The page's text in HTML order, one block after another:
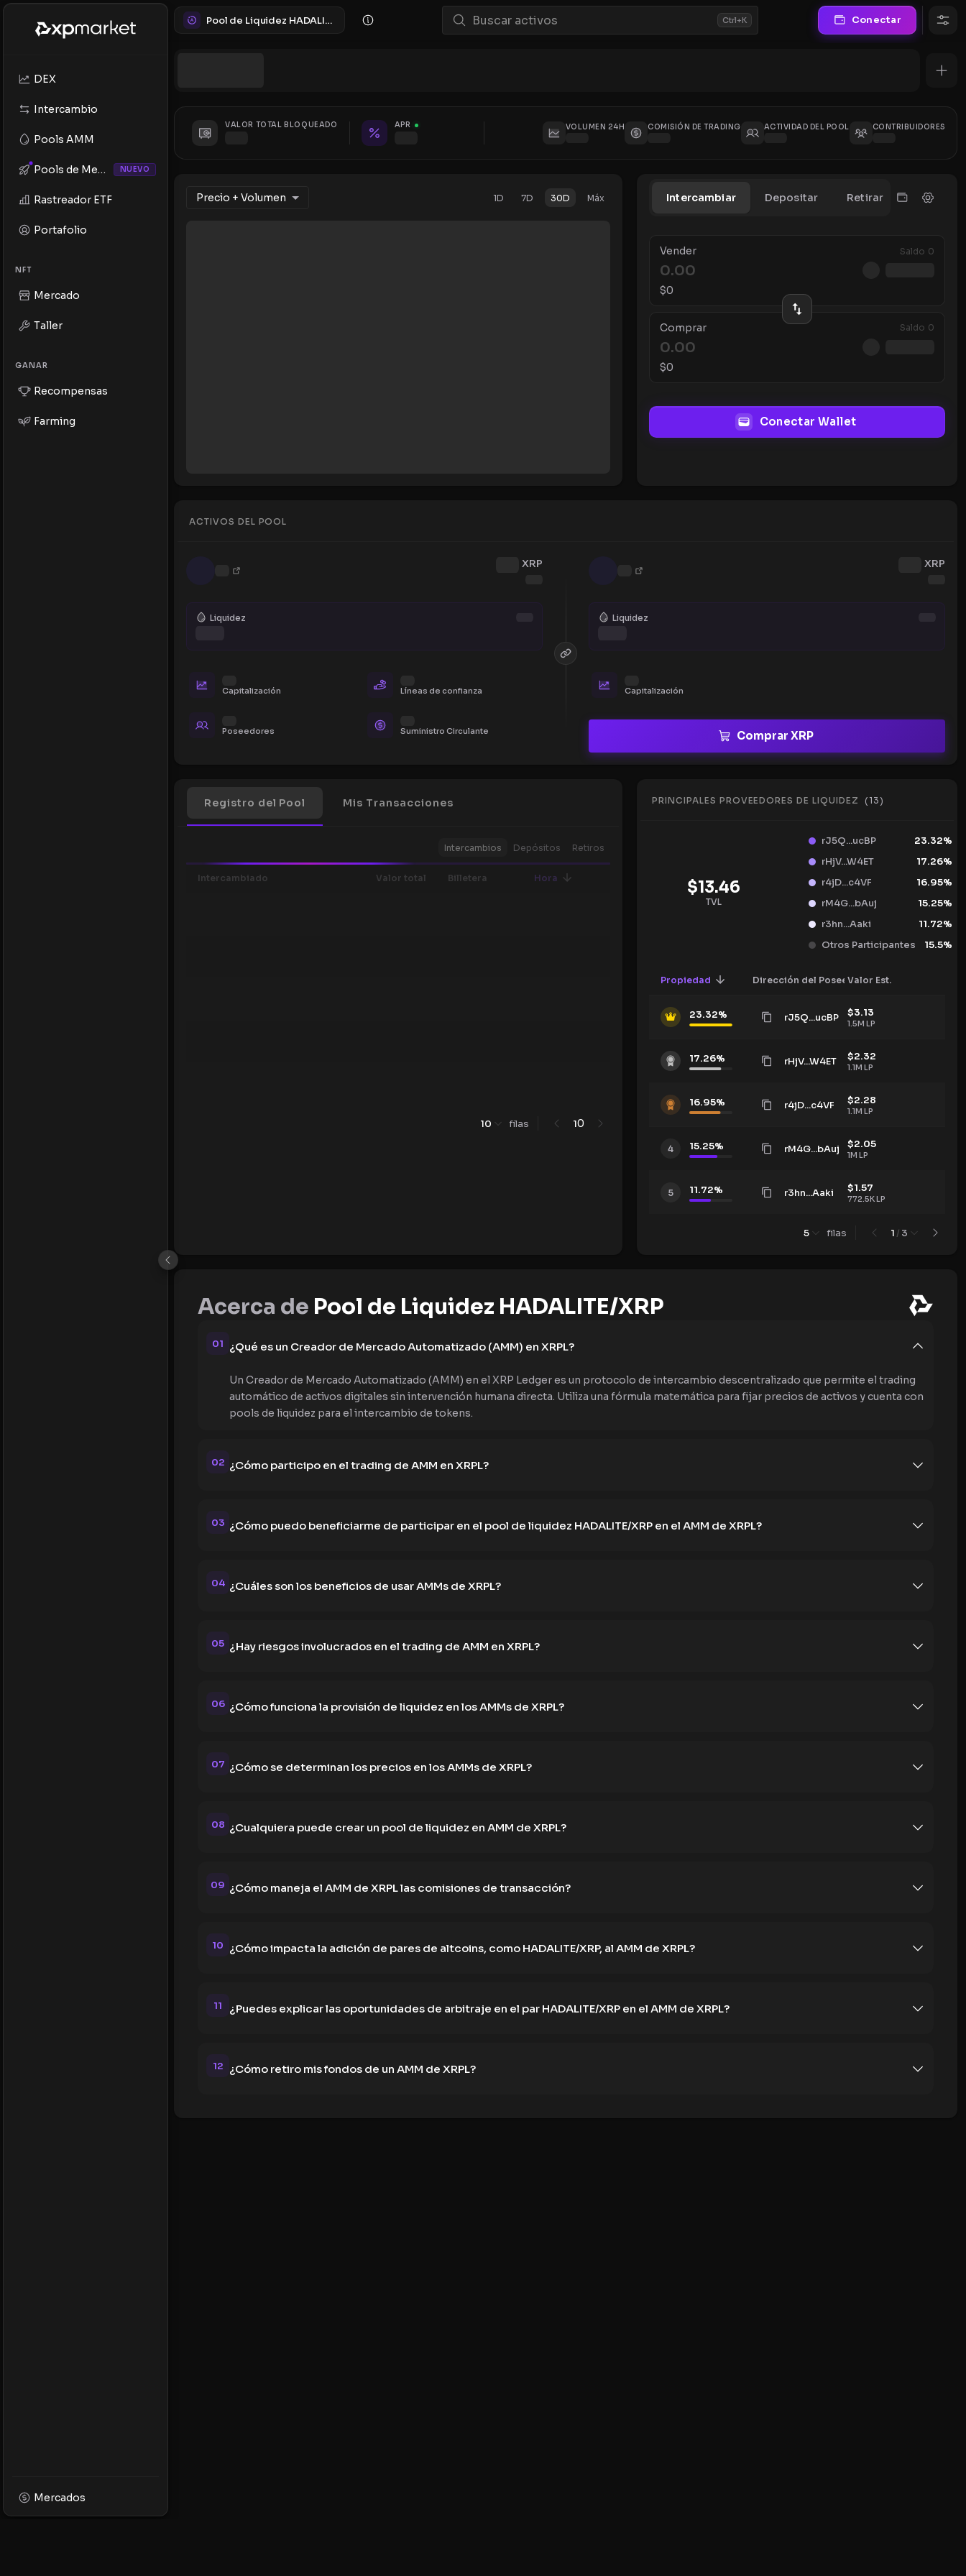
DEX
Intercambio
Pools AMM
Pools de Memes NUEVO
Rastreador ETF
Portafolio
NFT
Mercado
Taller
GANAR
Recompensas
Farming
Mercados
Pool de Liquidez HADALITE/XRP Ctrl+K Conectar
VALOR TOTAL BLOQUEADO APR VOLUMEN 24H COMISIÓN DE TRADING ACTIVIDAD DEL POOL CONTRIBUIDORES
Precio + Volumen 1D 7D 30D Máx Intercambiar Depositar Retirar
Vender Saldo 0
$0
Comprar Saldo 0
$0
Conectar Wallet
ACTIVOS DEL POOL
XRP
Liquidez
Capitalización Líneas de confianza
Poseedores Suministro Circulante
XRP
Liquidez
Capitalización
Comprar XRP
Registro del Pool Mis Transacciones
Intercambios Depósitos Retiros
Intercambiado Valor total Billetera Hora
10 filas 10
PRINCIPALES PROVEEDORES DE LIQUIDEZ ( 13)
$13.46
TVL
rJ5Q...ucBP 23.32%
rHjV...W4ET
17.26%
r4jD...c4VF
16.95%
rM4G...bAuj
15.25%
r3hn...Aaki
11.72%
Otros Participantes
15.5%
Propiedad Dirección del PoseedorValor Est.
23.32% rJ5Q...ucBP $3.13
1.5M LP
17.26% rHjV...W4ET $2.32
1.1M LP
16.95% r4jD...c4VF $2.28
1.1M LP
4 15.25% rM4G...bAuj $2.05
1M LP
5 11.72% r3hn...Aaki $1.57
772.5KLP
5 filas 1 / 3
Acerca de Pool de Liquidez HADALITE/XRP
01 ¿Qué es un Creador de Mercado Automatizado (AMM) en XRPL?
Un Creador de Mercado Automatizado (AMM) en el XRP Ledger es un protocolo de intercambio descentralizado que permite el trading
automático de activos digitales sin intervención humana directa. Utiliza una fórmula matemática para fijar precios de activos y cuenta con
pools de liquidez para el intercambio de tokens.
02 ¿Cómo participo en el trading de AMM en XRPL?
03 ¿Cómo puedo beneficiarme de participar en el pool de liquidez HADALITE/XRP en el AMM de XRPL?
04 ¿Cuáles son los beneficios de usar AMMs de XRPL?
05 ¿Hay riesgos involucrados en el trading de AMM en XRPL?
06 ¿Cómo funciona la provisión de liquidez en los AMMs de XRPL?
07 ¿Cómo se determinan los precios en los AMMs de XRPL?
08 ¿Cualquiera puede crear un pool de liquidez en AMM de XRPL?
09 ¿Cómo maneja el AMM de XRPL las comisiones de transacción?
10 ¿Cómo impacta la adición de pares de altcoins, como HADALITE/XRP, al AMM de XRPL?
11 ¿Puedes explicar las oportunidades de arbitraje en el par HADALITE/XRP en el AMM de XRPL?
12 ¿Cómo retiro mis fondos de un AMM de XRPL?